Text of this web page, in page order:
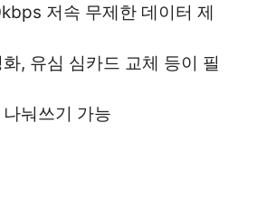
저속 무제한 데이터 제
, 유심 심카드 교체 등이 필
눠쓰기 가능